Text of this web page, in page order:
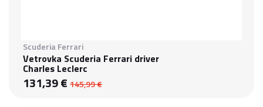
Scuderia Ferrari
Vetrovka Scuderia Ferrari driver
Charles Leclerc
131,39 € 145,99 €